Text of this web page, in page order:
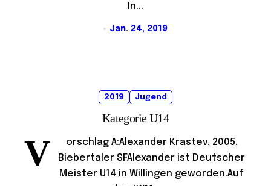
In...
Jan. 24, 2019
2019 Jugend
Kategorie U14
V
orschlag A:Alexander Krastev, 2005,
Biebertaler SFAlexander ist Deutscher
Meister U14 in Willingen geworden.Auf